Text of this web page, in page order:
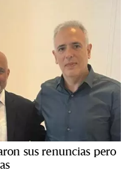
sus renuncias pero